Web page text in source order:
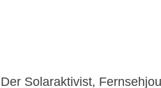
Der Solaraktivist,